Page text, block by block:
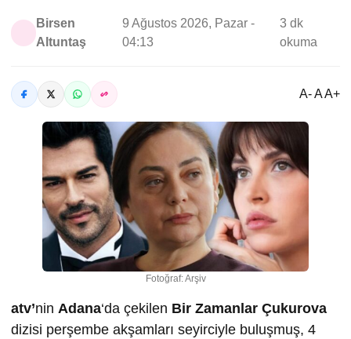
Birsen
Altuntaş
9 Ağustos 2026, Pazar -
04:13
3 dk
okuma
A- A A+
Fotoğraf: Arşiv
atv’nin Adana‘da çekilen Bir Zamanlar Çukurova
dizisi perşembe akşamları seyirciyle buluşmuş, 4